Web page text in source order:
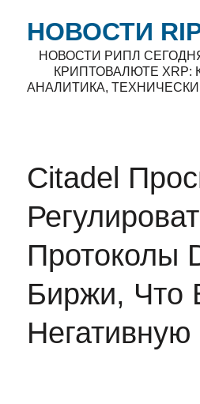
НОВОСТИ
НОВОСТИ РИПЛ
КРИПТОВАЛЮТЕ XRP:
АНАЛИТИКА,
Citadel
Протоколы
Биржи, Что